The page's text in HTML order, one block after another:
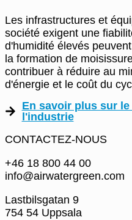
Les infrastructures et
société exigent une
d'humidité élevés
la formation de
contribuer à réduire au
d'énergie et le coût du
En savoir plus sur
l'industrie
CONTACTEZ-NOUS
+46 18 800 44 00
info@airwatergreen.com
Lastbilsgatan 9
754 54 Uppsala